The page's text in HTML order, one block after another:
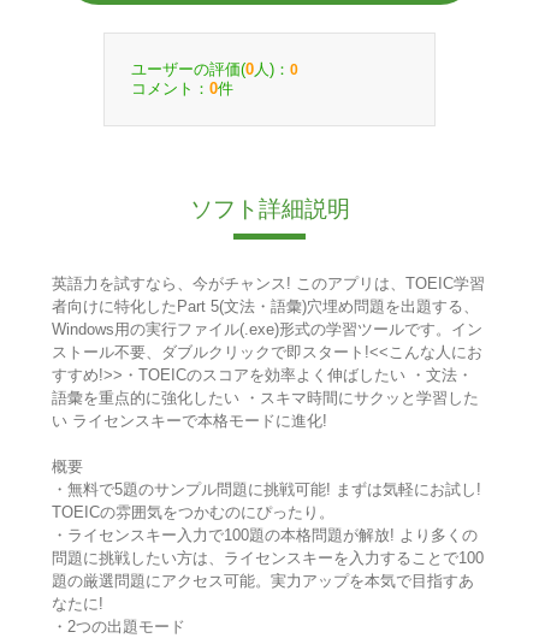
ユーザーの評価(0 人)： 0
コメント： 0件
ソフト詳細説明
英語力を試すなら、今がチャンス! このアプリは、TOEIC学習
者向けに特化したPart 5(文法・語彙)穴埋め問題を出題する、
Windows用の実行ファイル(.exe)形式の学習ツールです。イン
ストール不要、ダブルクリックで即スタート!<<こんな人にお
すすめ!>>・TOEICのスコアを効率よく伸ばしたい ・文法・
語彙を重点的に強化したい ・スキマ時間にサクッと学習した
い ライセンスキーで本格モードに進化!
概要
・無料で5題のサンプル問題に挑戦可能! まずは気軽にお試し!
TOEICの雰囲気をつかむのにぴったり。
・ライセンスキー入力で100題の本格問題が解放! より多くの
問題に挑戦したい方は、ライセンスキーを入力することで100
題の厳選問題にアクセス可能。実力アップを本気で目指すあ
なたに!
・2つの出題モード